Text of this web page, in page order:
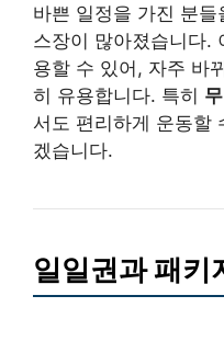
바쁜 일정을 가진 분
스장이 많아졌습니다.
용할 수 있어, 자주 바
히 유용합니다. 특히
서도 편리하게 운동할
겠습니다.
일일권과 패키